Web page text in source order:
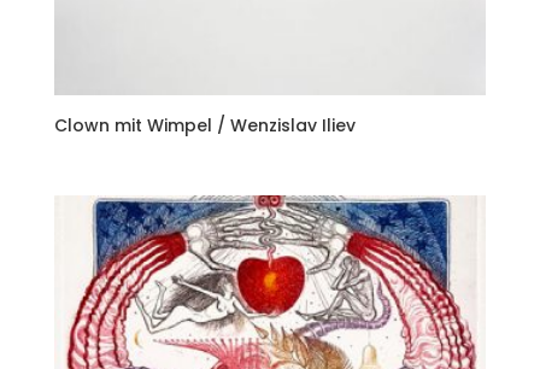
Clown mit Wimpel / Wenzislav Iliev